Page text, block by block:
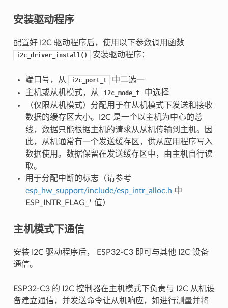
安装驱动程序
配置好 I2C 驱动程序后，使用以下参数调用函数
i2c_driver_install() 安装驱动程序：
端口号，从 i2c_port_t
中二选一
主机或从机模式，从
i2c_mode_t
中选择
（仅限从机模式）分配用于在从机模式下发送和接收
数据的缓存区大小。I2C 是一个以主机为中心的总
线，数据只能根据主机的请求从从机传输到主机。因
此，从机通常有一个发送缓存区，供从应用程序写入
数据使用。数据保留在发送缓存区中，由主机自行读
取。
用于分配中断的标志（请参考
esp_hw_support/include/esp_intr_alloc.h 中
ESP_INTR_FLAG_* 值）
主机模式下通信
安装 I2C 驱动程序后， ESP32-C3 即可与其他 I2C 设备
通信。
ESP32-C3 的 I2C 控制器在主机模式下负责与 I2C 从机设
备建立通信，并发送命令让从机响应，如进行测量并将